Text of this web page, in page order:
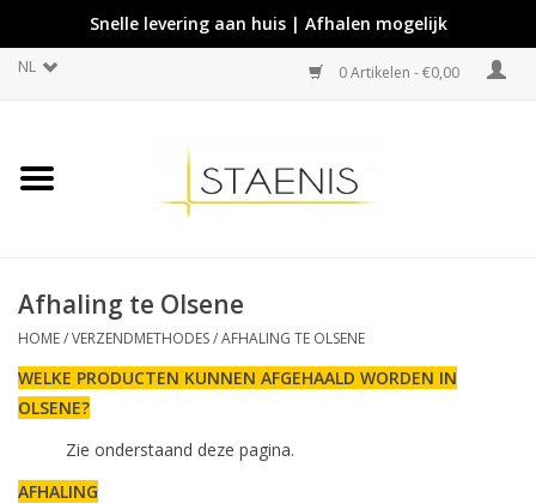
Snelle levering aan huis | Afhalen mogelijk
NL 0 Artikelen - €0,00
Afhaling te Olsene
HOME/VERZENDMETHODES/AFHALING TE OLSENE
WELKE PRODUCTEN KUNNEN AFGEHAALD WORDEN IN
OLSENE?
Zie onderstaand deze pagina.
AFHALING